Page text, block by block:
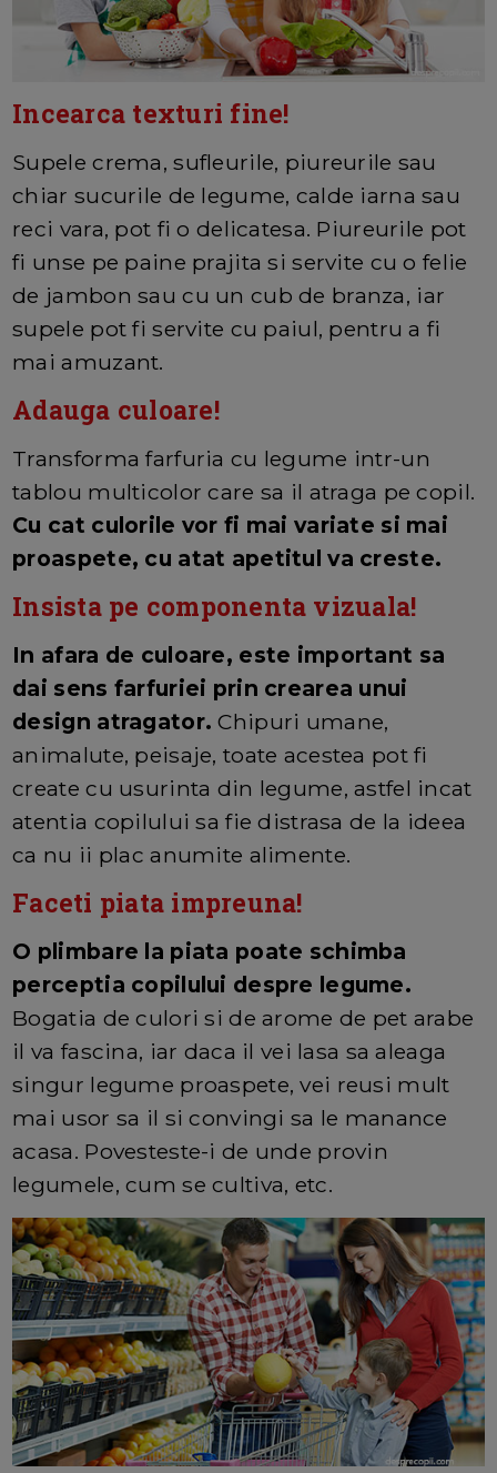
Incearca texturi fine!
Supele crema, sufleurile, piureurile sau
chiar sucurile de legume, calde iarna sau
reci vara, pot fi o delicatesa. Piureurile pot
fi unse pe paine prajita si servite cu o felie
de jambon sau cu un cub de branza, iar
supele pot fi servite cu paiul, pentru a fi
mai amuzant.
Adauga culoare!
Transforma farfuria cu legume intr-un
tablou multicolor care sa il atraga pe copil.
Cu cat culorile vor fi mai variate si mai
proaspete, cu atat apetitul va creste.
Insista pe componenta vizuala!
In afara de culoare, este important sa
dai sens farfuriei prin crearea unui
design atragator.Chipuri umane,
animalute, peisaje, toate acestea pot fi
create cu usurinta din legume, astfel incat
atentia copilului sa fie distrasa de la ideea
ca nu ii plac anumite alimente.
Faceti piata impreuna!
O plimbare la piata poate schimba
perceptia copilului despre legume.
Bogatia de culori si de arome de pet arabe
il va fascina, iar daca il vei lasa sa aleaga
singur legume proaspete, vei reusi mult
mai usor sa il si convingi sa le manance
acasa. Povesteste-i de unde provin
legumele, cum se cultiva, etc.